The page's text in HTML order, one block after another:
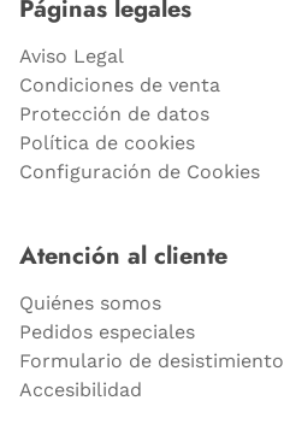
Páginas legales
Aviso Legal
Condiciones de venta
Protección de datos
Política de cookies
Configuración de Cookies
Atención al cliente
Quiénes somos
Pedidos especiales
Formulario de desistimiento
Accesibilidad